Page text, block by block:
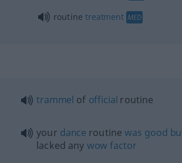
routinetreatment MED
trammel of official routine
your dance routinewas good
lacked any wow factor